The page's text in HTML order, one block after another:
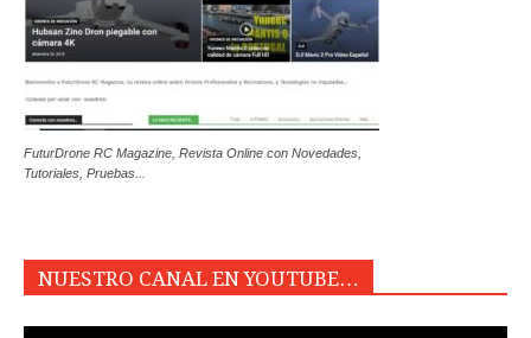
FuturDrone RC Magazine, Revista Online con Novedades,
Tutoriales, Pruebas...
NUESTRO CANAL EN YOUTUBE…